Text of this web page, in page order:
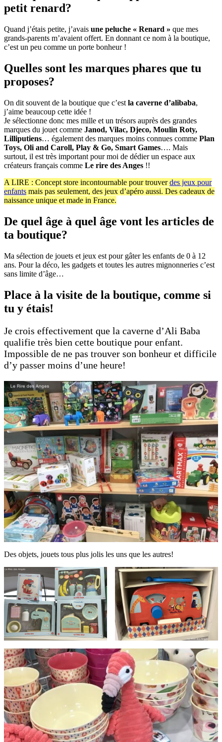
petit renard?
Quand j’étais petite, j’avais une peluche « Renard » que mes
grands-parents m’avaient offert. En donnant ce nom à la boutique,
c’est un peu comme un porte bonheur !
Quelles sont les marques phares que tu
proposes?
On dit souvent de la boutique que c’est la caverne d’alibaba,
j’aime beaucoup cette idée !
Je sélectionne donc mes mille et un trésors auprès des grandes
marques du jouet comme Janod, Vilac, Djeco, Moulin Roty,
Lilliputiens… également des marques moins connues comme Plan
Toys, Oli and Caroll, Play & Go, Smart Games…. Mais
surtout, il est très important pour moi de dédier un espace aux
créateurs français comme Le rire des Anges !!
A LIRE : Concept store incontournable pour trouverdes jeux pour
enfants mais pas seulement, des jeux d’apéro aussi. Des cadeaux de
naissance unique et made in France.
De quel âge à quel âge vont les articles de
ta boutique?
Ma sélection de jouets et jeux est pour gâter les enfants de 0 à 12
ans. Pour la déco, les gadgets et toutes les autres mignonneries c’est
sans limite d’âge…
Place à la visite de la boutique, comme si
tu y étais!
Je crois effectivement que la caverne d’Ali Baba
qualifie très bien cette boutique pour enfant.
Impossible de ne pas trouver son bonheur et difficile
d’y passer moins d’une heure!
Des objets, jouets tous plus jolis les uns que les autres!